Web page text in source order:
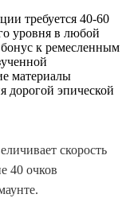
требуется 40-60
уровня в любой
к ремесленным
материалы
дорогой эпической
скорость
40 очков